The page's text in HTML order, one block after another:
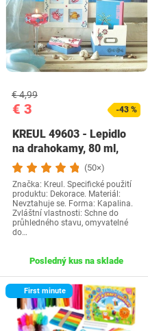
€ 3
€ 4,99
-43 %
KREUL 49603 - Lepidlo
na drahokamy, 80 ml,
umývateľné do 30…
(50×)
Značka: Kreul. Specifické použití
produktu: Dekorace. Materiál:
Nevztahuje se. Forma: Kapalina.
Zvláštní vlastnosti: Schne do
průhledného stavu, omyvatelné
do…
Posledný kus na sklade
First minute